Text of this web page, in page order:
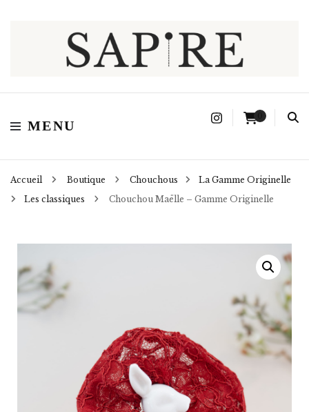
Sapire
MENU
Accueil Boutique Chouchous
La Gamme Originelle
Les classiques
Chouchou Maëlle – Gamme Originelle